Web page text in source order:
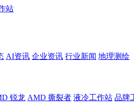
AI资讯 企业资讯 行业新闻 地理测绘
锐龙 AMD 撕裂者 液冷工作站 品牌